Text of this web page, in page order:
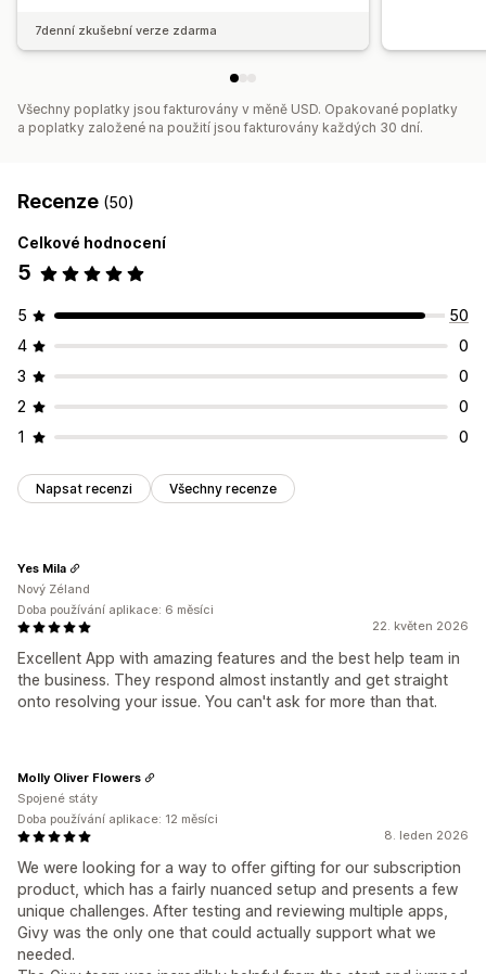
7denní zkušební verze zdarma
Všechny poplatky jsou fakturovány v měně USD. Opakované poplatky
a poplatky založené na použití jsou fakturovány každých 30 dní.
Recenze (50)
Celkové hodnocení
5
5
50
4
0
3
0
2
0
1
0
Napsat recenzi Všechny recenze
22. květen 2026
Excellent App with amazing features and the best help team in
the business. They respond almost instantly and get straight
onto resolving your issue. You can't ask for more than that.
Yes Mila
Nový Zéland
Doba používání aplikace: 6 měsíci
8. leden 2026
We were looking for a way to offer gifting for our subscription
product, which has a fairly nuanced setup and presents a few
unique challenges. After testing and reviewing multiple apps,
Givy was the only one that could actually support what we
needed.
Molly Oliver Flowers
Spojené státy
Doba používání aplikace: 12 měsíci